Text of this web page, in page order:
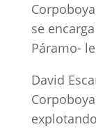
se
Páramo-
David